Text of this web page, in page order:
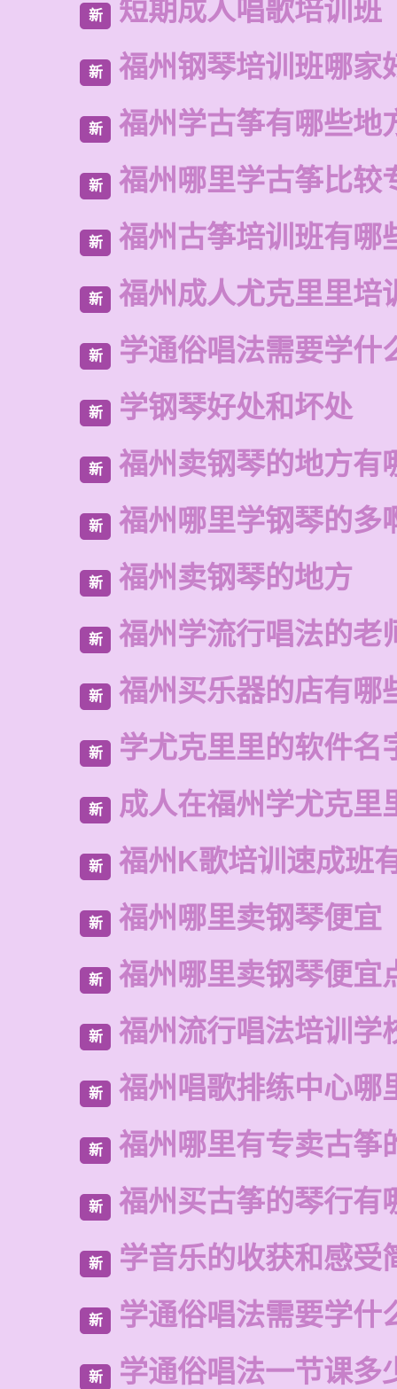
新 短期成人唱歌培训班
新 福州钢琴培训班哪家
新 福州学古筝有哪些地
新 福州哪里学古筝比较
新 福州古筝培训班有哪
新 福州成人尤克里里培
新 学通俗唱法需要学什
新 学钢琴好处和坏处
新 福州卖钢琴的地方有
新 福州哪里学钢琴的多
新 福州卖钢琴的地方
新 福州学流行唱法的老
新 福州买乐器的店有哪
新 学尤克里里的软件名
新 成人在福州学尤克里
新 福州K歌培训速成班
新 福州哪里卖钢琴便宜
新 福州哪里卖钢琴便宜
新 福州流行唱法培训学
新 福州唱歌排练中心哪
新 福州哪里有专卖古筝
新 福州买古筝的琴行有
新 学音乐的收获和感受
新 学通俗唱法需要学什
新 学通俗唱法一节课多